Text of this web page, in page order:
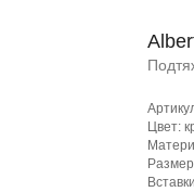
Цвет: